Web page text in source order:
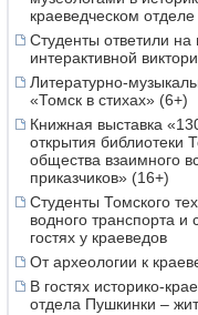
краеведческом
Студенты ответили на
интерактивной
Литературно-
«Томск в стихах» (6+)
Книжная выставка
открытия библиотеки
общества взаимного
приказчиков» (16+)
Студенты Томского
водного транспорта и
гостях у краеведов
От археологии к
В гостях историко-
отдела Пушкинки –